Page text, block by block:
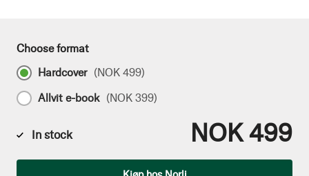
Choose format
Hardcover (NOK 499)
Allvit e-book (NOK 399)
In stock NOK 499